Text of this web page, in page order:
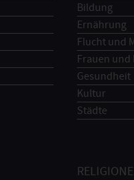
Bildung
Ernährung
Flucht und
Frauen und
Gesundheit
Kultur
Städte